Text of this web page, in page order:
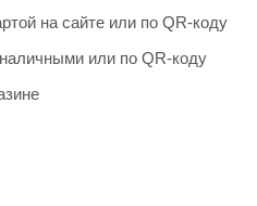
на сайте или по QR-коду
или по QR-коду